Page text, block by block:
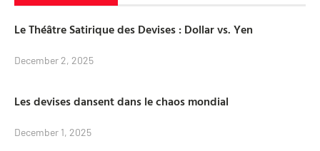
Le Théâtre Satirique des Devises : Dollar vs. Yen
December 2, 2025
Les devises dansent dans le chaos mondial
December 1, 2025